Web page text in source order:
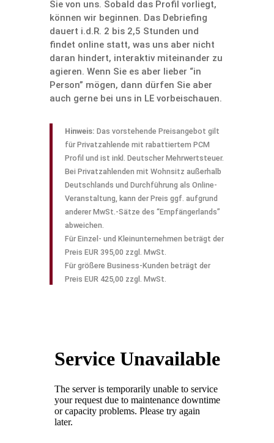
Sie von uns. Sobald das Profil vorliegt,
können wir beginnen. Das Debrie­fing
dauert i.d.R. 2 bis 2,5 Stunden und
findet online statt, was uns aber nicht
daran hindert, inter­aktiv mitein­ander zu
agieren. Wenn Sie es aber lieber “in
Person” mögen, dann dürfen Sie aber
auch gerne bei uns in LE vorbeischauen.
Hinweis: Das vorste­hende Preis­an­gebot gilt
für Privat­zah­lende mit rabat­tiertem PCM
Profil und ist inkl. Deutscher Mehrwert­steuer.
Bei Privat­zah­lenden mit Wohnsitz außer­halb
Deutsch­lands und Durch­füh­rung als Online-
Veran­stal­tung, kann der Preis ggf. aufgrund
anderer MwSt.-Sätze des “Empfän­ger­lands”
abwei­chen.
Für Einzel- und Klein­un­ter­nehmen beträgt der
Preis EUR 395,00 zzgl. MwSt.
Für größere Business-Kunden beträgt der
Preis EUR 425,00 zzgl. MwSt.